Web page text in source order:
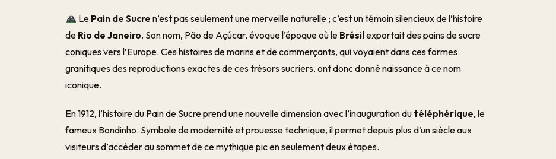
Le Pain de Sucre n’est pas seulement une merveille naturelle ; c’est un témoin silencieux de l’histoire
de Rio de Janeiro. Son nom, Pão de Açúcar, évoque l’époque où le Brésilexportait des pains de sucre
coniques vers l’Europe. Ces histoires de marins et de commerçants, qui voyaient dans ces formes
granitiques des reproductions exactes de ces trésors sucriers, ont donc donné naissance à ce nom
iconique.
En 1912, l’histoire du Pain de Sucre prend une nouvelle dimension avec l’inauguration du téléphérique, le
fameux Bondinho. Symbole de modernité et prouesse technique, il permet depuis plus d’un siècle aux
visiteurs d’accéder au sommet de ce mythique pic en seulement deux étapes.